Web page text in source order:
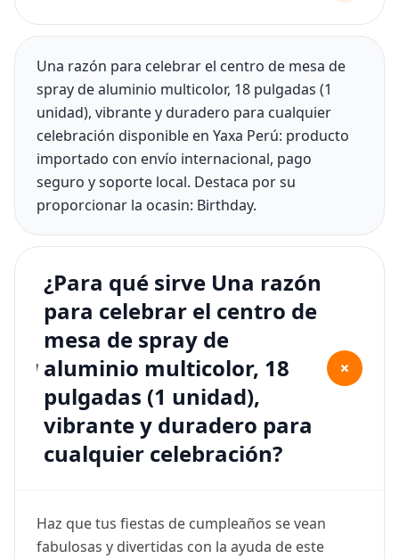
Una razón para celebrar el centro de mesa de
spray de aluminio multicolor, 18 pulgadas (1
unidad), vibrante y duradero para cualquier
celebración disponible en Yaxa Perú: producto
importado con envío internacional, pago
seguro y soporte local. Destaca por su
proporcionar la ocasin: Birthday.
¿Para qué sirve Una razón
para celebrar el centro de
mesa de spray de
aluminio multicolor, 18
pulgadas (1 unidad),
vibrante y duradero para
cualquier celebración?
+
Haz que tus fiestas de cumpleaños se vean
fabulosas y divertidas con la ayuda de este